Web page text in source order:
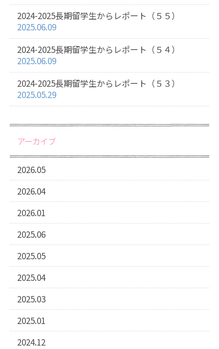
2024-2025長期留学生からレポート（５５）
2025.06.09
2024-2025長期留学生からレポート（５４）
2025.06.09
2024-2025長期留学生からレポート（５３）
2025.05.29
アーカイブ
2026.05
2026.04
2026.01
2025.06
2025.05
2025.04
2025.03
2025.01
2024.12